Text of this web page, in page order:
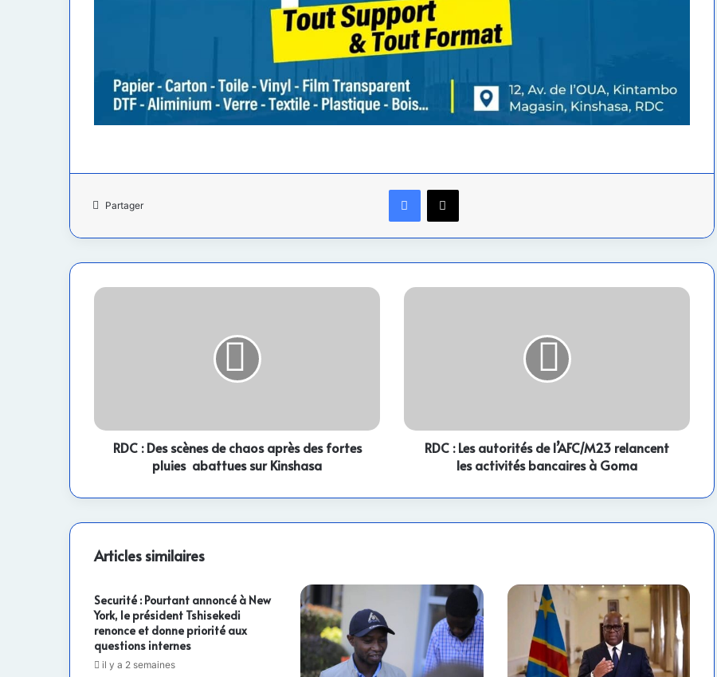
Partager
Facebook
X
RDC
fortes
pluies abattues
RDC : Des scènes de chaos après des fortes
pluies abattues sur Kinshasa
RDC
activités
bancaires
RDC : Les autorités de l’AFC/M23 relancent
les activités bancaires à Goma
Articles similaires
Securité : Pourtant annoncé à New
York, le président Tshisekedi
renonce et donne priorité aux
questions internes
il y a 2 semaines